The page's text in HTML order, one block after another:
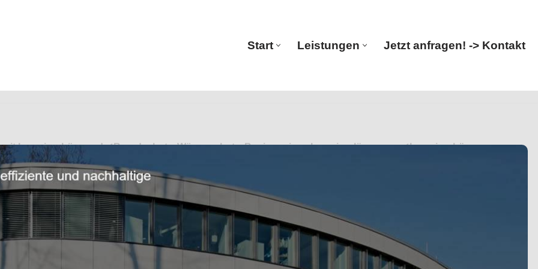
Start Leistungen Jetzt anfragen! -> Kontakt
Ingenieurbüro und ✓Brandschutz, Wärmeschutz, Bauingenieur, Ingenieurlösungen. ✓Ingenieurbüro,
➡️ Pfeiffer Ingenieure, Ihr Statiker & Ingenieur in Heppenheim (Bergstraße). Wir sind Ihr Fachmann